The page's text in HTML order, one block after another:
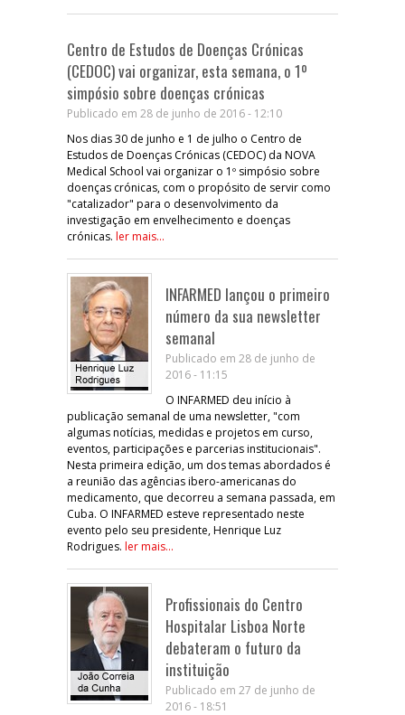
Centro de Estudos de Doenças Crónicas
(CEDOC) vai organizar, esta semana, o 1º
simpósio sobre doenças crónicas
Publicado em 28 de junho de 2016 - 12:10
Nos dias 30 de junho e 1 de julho o Centro de
Estudos de Doenças Crónicas (CEDOC) da NOVA
Medical School vai organizar o 1º simpósio sobre
doenças crónicas, com o propósito de servir como
"catalizador" para o desenvolvimento da
investigação em envelhecimento e doenças
crónicas. ler mais...
INFARMED lançou o primeiro
número da sua newsletter
semanal
Publicado em 28 de junho de
2016 - 11:15
O INFARMED deu início à
publicação semanal de uma newsletter, "com
algumas notícias, medidas e projetos em curso,
eventos, participações e parcerias institucionais".
Nesta primeira edição, um dos temas abordados é
a reunião das agências ibero-americanas do
medicamento, que decorreu a semana passada, em
Cuba. O INFARMED esteve representado neste
evento pelo seu presidente, Henrique Luz
Rodrigues. ler mais...
Profissionais do Centro
Hospitalar Lisboa Norte
debateram o futuro da
instituição
Publicado em 27 de junho de
2016 - 18:51